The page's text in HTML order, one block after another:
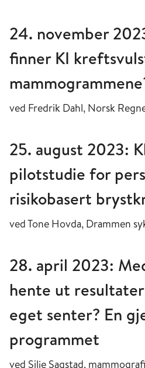
24. november
finner KI
ved Fredrik Dahl, Norsk
25. august 2023:
pilotstudie for
risikobasert
ved Tone Hovda, Drammen
28. april 2023:
hente ut
eget senter? En
programmet
ved Silje Sagstad,